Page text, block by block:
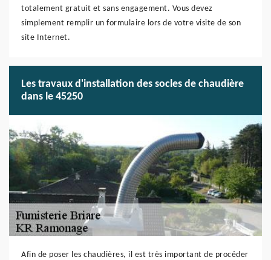
totalement gratuit et sans engagement. Vous devez
simplement remplir un formulaire lors de votre visite de son
site Internet.
Les travaux d'installation des socles de chaudière
dans le 45250
Afin de poser les chaudières, il est très important de procéder